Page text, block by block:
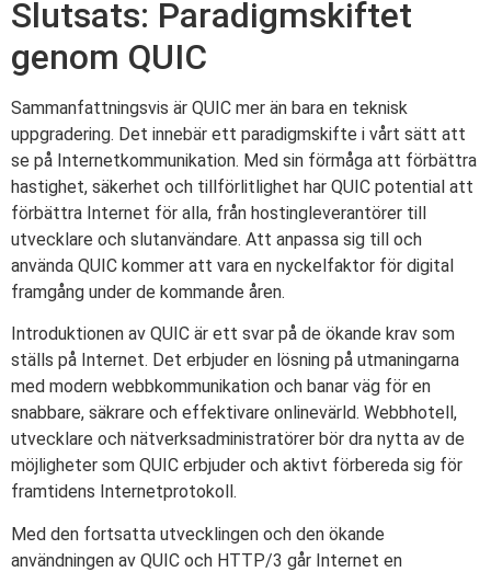
Slutsats: Paradigmskiftet
genom QUIC
Sammanfattningsvis är QUIC mer än bara en teknisk
uppgradering. Det innebär ett paradigmskifte i vårt sätt att
se på Internetkommunikation. Med sin förmåga att förbättra
hastighet, säkerhet och tillförlitlighet har QUIC potential att
förbättra Internet för alla, från hostingleverantörer till
utvecklare och slutanvändare. Att anpassa sig till och
använda QUIC kommer att vara en nyckelfaktor för digital
framgång under de kommande åren.
Introduktionen av QUIC är ett svar på de ökande krav som
ställs på Internet. Det erbjuder en lösning på utmaningarna
med modern webbkommunikation och banar väg för en
snabbare, säkrare och effektivare onlinevärld. Webbhotell,
utvecklare och nätverksadministratörer bör dra nytta av de
möjligheter som QUIC erbjuder och aktivt förbereda sig för
framtidens Internetprotokoll.
Med den fortsatta utvecklingen och den ökande
användningen av QUIC och HTTP/3 går Internet en